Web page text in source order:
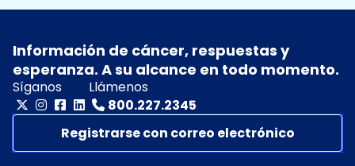
Información de cáncer, respuestas y
esperanza. A su alcance en todo momento.
Síganos
Llámenos
800.227.2345
Registrarse con correo electrónico